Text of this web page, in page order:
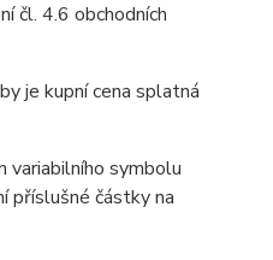
čl. 4.6 obchodních
je kupní cena splatná
symbolu
příslušné částky na